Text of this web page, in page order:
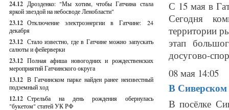
24.12 Дрозденко: "Мы хотим, чтобы Гатчина стала
яркой звездой на небосводе Ленобласти"
23.12 Отключение электроэнергии в Гатчине: 24
декабря
23.12 Стало известно, где в Гатчине можно запускать
салюты и фейерверки
23.12 Полная афиша новогодних и рождественских
мероприятий Гатчинского округа
13.12 В Гатчинском парке найден ранее неизвестный
подземный ход
12.12 Стрельба на день рождения обернулась
"букетом" статей УК РФ
С 15 мая в
Сегодня
территории
этап
досугово-
08 мая 14:05
В Сиверском
В посёлке